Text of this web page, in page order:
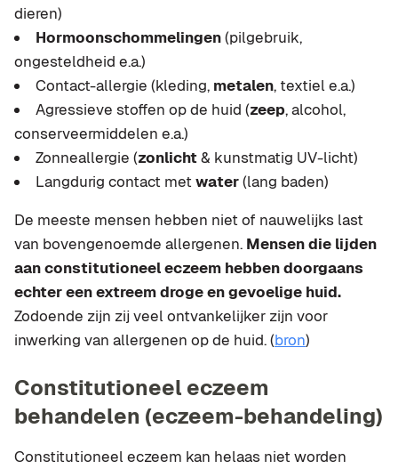
dieren)
Hormoonschommelingen(pilgebruik,
ongesteldheid e.a.)
Contact-allergie (kleding, metalen, textiel e.a.)
Agressieve stoffen op de huid (zeep, alcohol,
conserveermiddelen e.a.)
Zonneallergie (zonlicht& kunstmatig UV-licht)
Langdurig contact met water(lang baden)
De meeste mensen hebben niet of nauwelijks last
van bovengenoemde allergenen. Mensen die lijden
aan constitutioneel eczeem hebben doorgaans
echter een extreem droge en gevoelige huid.
Zodoende zijn zij veel ontvankelijker zijn voor
inwerking van allergenen op de huid. (bron)
Constitutioneel eczeem
behandelen (eczeem-behandeling)
Constitutioneel eczeem kan helaas niet worden